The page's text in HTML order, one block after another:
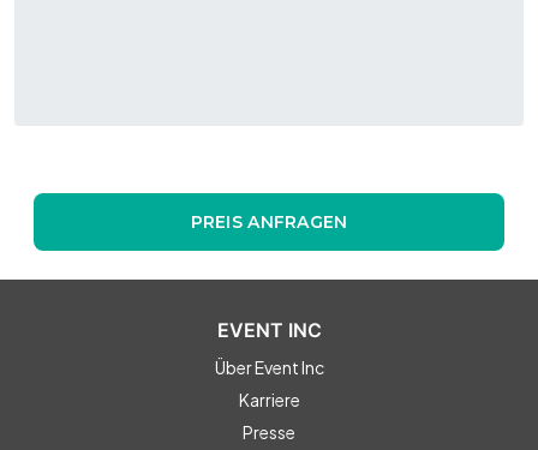
PREIS ANFRAGEN
EVENT INC
Über Event Inc
Karriere
Presse